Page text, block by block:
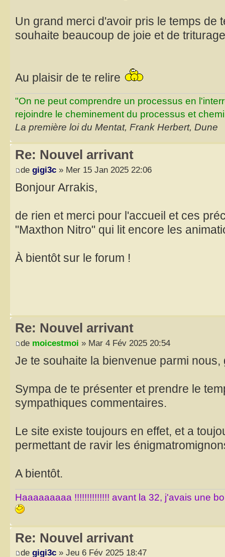
Un grand merci d'avoir pris le temps de
souhaite beaucoup de joie et de
Au plaisir de te relire
"On ne peut comprendre un processus en
rejoindre le cheminement du processus et
La première loi du Mentat, Frank Herbert, Dune
Re: Nouvel arrivant
de gigi3c » Mer 15 Jan 2025 22:06
Bonjour Arrakis,
de rien et merci pour l'accueil et ces
"Maxthon Nitro" qui lit encore les
À bientôt sur le forum !
Re: Nouvel arrivant
de moicestmoi » Mar 4 Fév 2025 20:54
Je te souhaite la bienvenue parmi nous,
Sympa de te présenter et prendre le
sympathiques commentaires.
Le site existe toujours en effet, et a
permettant de ravir les
A bientôt.
Haaaaaaaaa !!!!!!!!!!!!!! avant la 32, j'avais une
Re: Nouvel arrivant
de gigi3c » Jeu 6 Fév 2025 18:47